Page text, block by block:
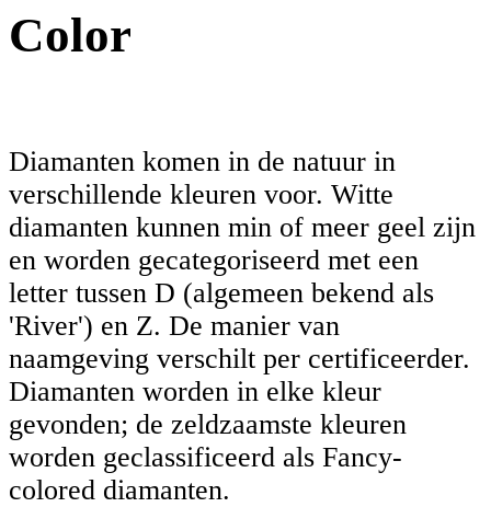
Color
Diamanten komen in de natuur in
verschillende kleuren voor. Witte
diamanten kunnen min of meer geel zijn
en worden gecategoriseerd met een
letter tussen D (algemeen bekend als
'River') en Z. De manier van
naamgeving verschilt per certificeerder.
Diamanten worden in elke kleur
gevonden; de zeldzaamste kleuren
worden geclassificeerd als Fancy-
colored diamanten.